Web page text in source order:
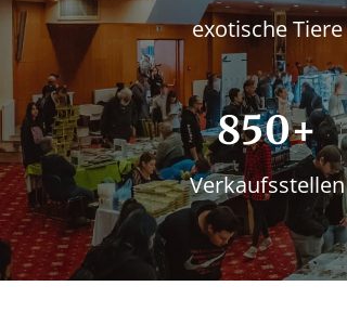
exotische Tiere
850+
Verkaufsstellen